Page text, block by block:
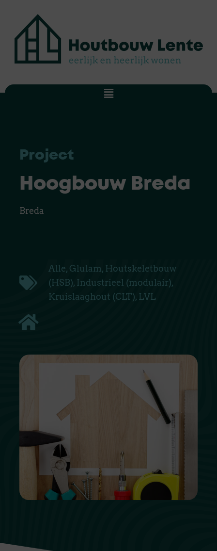
inhoud
Menu
Project
Hoogbouw Breda
Breda
Alle, Glulam, Houtskeletbouw
(HSB), Industrieel (modulair),
Kruislaaghout (CLT), LVL